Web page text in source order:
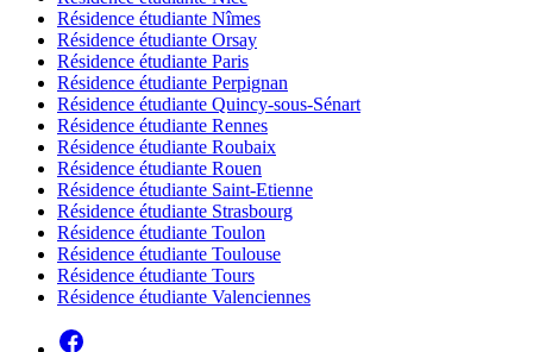
Résidence étudiante Nîmes
Résidence étudiante Orsay
Résidence étudiante Paris
Résidence étudiante Perpignan
Résidence étudiante Quincy-sous-Sénart
Résidence étudiante Rennes
Résidence étudiante Roubaix
Résidence étudiante Rouen
Résidence étudiante Saint-Etienne
Résidence étudiante Strasbourg
Résidence étudiante Toulon
Résidence étudiante Toulouse
Résidence étudiante Tours
Résidence étudiante Valenciennes